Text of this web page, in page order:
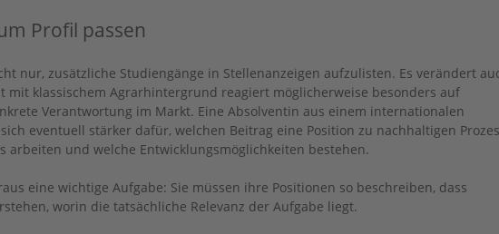
Profil passen
nur, zusätzliche Studiengänge in Stellenanzeigen aufzulisten. Es verändert
mit klassischem Agrarhintergrund reagiert möglicherweise besonders auf
Verantwortung im Markt. Eine Absolventin aus einem internationalen
eventuell stärker dafür, welchen Beitrag eine Position zu nachhaltigen
arbeiten und welche Entwicklungsmöglichkeiten bestehen.
eine wichtige Aufgabe: Sie müssen ihre Positionen so beschreiben, dass
worin die tatsächliche Relevanz der Aufgabe liegt.